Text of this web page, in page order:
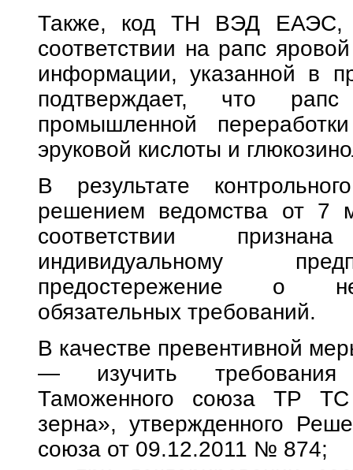
Также, код ТН ВЭД ЕАЭС,
соответствии на рапс
информации, указанной в
подтверждает, что
промышленной
эруковой кислоты и
В результате
решением ведомства от 7
соответствии
индивидуальному
предостережение о
обязательных требований.
В качестве превентивной
— изучить требования
Таможенного союза ТР
зерна», утвержденного
союза от 09.12.2011 № 874;